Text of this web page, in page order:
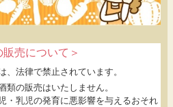
販売について＞
、法律で禁止されています。
類の販売はいたしません。
・乳児の発育に悪影響を与えるおそれ